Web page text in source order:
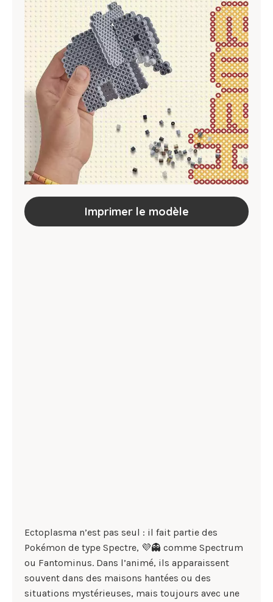
Imprimer le modèle
Ectoplasma n’est pas seul : il fait partie des
Pokémon de type Spectre, 💜👻 comme Spectrum
ou Fantominus. Dans l’animé, ils apparaissent
souvent dans des maisons hantées ou des
situations mystérieuses, mais toujours avec une